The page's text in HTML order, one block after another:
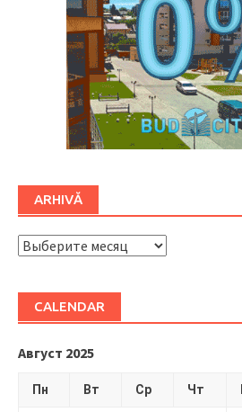
ARHIVĂ
ARHIVĂ
CALENDAR
Август 2025
Пн Вт Ср Чт